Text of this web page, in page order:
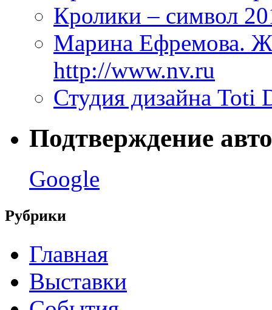
Кролики – символ
Марина Ефремова.
http://www.nv.ru
Студия дизайна Toti
Подтверждение
Google
Рубрики
Главная
Выставки